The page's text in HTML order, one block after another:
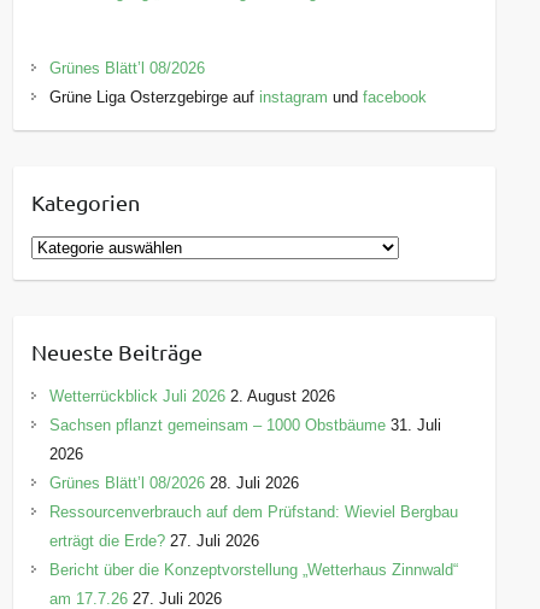
Grünes Blätt’l 08/2026
Grüne Liga Osterzgebirge auf instagram undfacebook
Kategorien
K
a
g
o
r
e
n
Neueste Beiträge
Wetterrückblick Juli 2026 2. August 2026
Sachsen pflanzt gemeinsam – 1000 Obstbäume 31. Juli
2026
Grünes Blätt’l 08/2026 28. Juli 2026
Ressourcenverbrauch auf dem Prüfstand: Wieviel Bergbau
erträgt die Erde? 27. Juli 2026
Bericht über die Konzeptvorstellung „Wetterhaus Zinnwald“
am 17.7.26 27. Juli 2026